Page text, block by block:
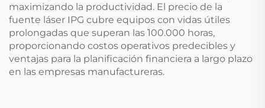
maximizando la productividad. El precio de la
fuente láser IPG cubre equipos con vidas útiles
prolongadas que superan las 100.000 horas,
proporcionando costos operativos predecibles y
ventajas para la planificación financiera a largo plazo
en las empresas manufactureras.